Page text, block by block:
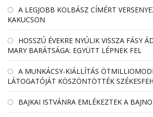
A LEGJOBB KOLBÁSZ CÍMÉRT
KAKUCSON
HOSSZÚ ÉVEKRE NYÚLIK VISSZA FÁSY
MARY BARÁTSÁGA: EGYÜTT LÉPNEK FEL
A MUNKÁCSY-KIÁLLÍTÁS
LÁTOGATÓJÁT KÖSZÖNTÖTTÉK
BAJKAI ISTVÁNRA EMLÉKEZTEK A